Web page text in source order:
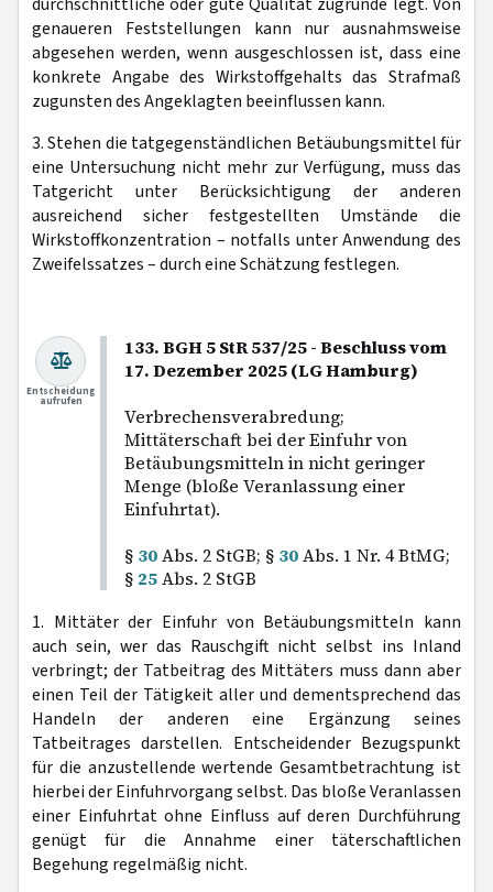
genaueren Feststellungen kann nur ausnahmsweise
abgesehen werden, wenn ausgeschlossen ist, dass eine
konkrete Angabe des Wirkstoffgehalts das Strafmaß
zugunsten des Angeklagten beeinflussen kann.
3. Stehen die tatgegenständlichen Betäubungsmittel für
eine Untersuchung nicht mehr zur Verfügung, muss das
Tatgericht unter Berücksichtigung der anderen
ausreichend sicher festgestellten Umstände die
Wirkstoffkonzentration – notfalls unter Anwendung des
Zweifelssatzes – durch eine Schätzung festlegen.
133. BGH 5 StR 537/25 - Beschluss vom
17. Dezember 2025 (LG Hamburg)
Verbrechensverabredung;
Mittäterschaft bei der Einfuhr von
Betäubungsmitteln in nicht geringer
Menge (bloße Veranlassung einer
Einfuhrtat).
§ 30Abs. 2 StGB; § 30Abs. 1 Nr. 4 BtMG;
§ 25Abs. 2 StGB
Entscheidung
aufrufen
1. Mittäter der Einfuhr von Betäubungsmitteln kann
auch sein, wer das Rauschgift nicht selbst ins Inland
verbringt; der Tatbeitrag des Mittäters muss dann aber
einen Teil der Tätigkeit aller und dementsprechend das
Handeln der anderen eine Ergänzung seines
Tatbeitrages darstellen. Entscheidender Bezugspunkt
für die anzustellende wertende Gesamtbetrachtung ist
hierbei der Einfuhrvorgang selbst. Das bloße Veranlassen
einer Einfuhrtat ohne Einfluss auf deren Durchführung
genügt für die Annahme einer täterschaftlichen
Begehung regelmäßig nicht.